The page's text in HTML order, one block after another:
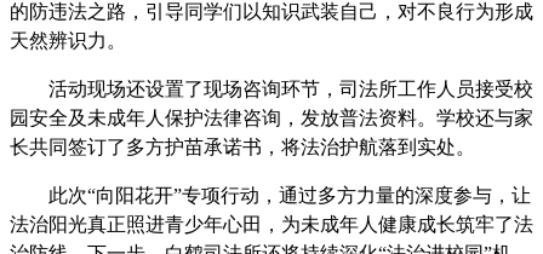
的防违法之路，引导同学们以知识武装自己，对不良行为形成
天然辨识力。
活动现场还设置了现场咨询环节，司法所工作人员接受校
园安全及未成年人保护法律咨询，发放普法资料。学校还与家
长共同签订了多方护苗承诺书，将法治护航落到实处。
此次“向阳花开”专项行动，通过多方力量的深度参与，让
法治阳光真正照进青少年心田，为未成年人健康成长筑牢了法